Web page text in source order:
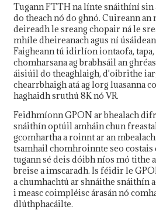
Tugann FTTH na línte snáithíní sin
do theach nó do ghnó. Cuireann an
deireadh le sreang chopair ná le
mhíle dheireanach agus ní
Faigheann tú idirlíon iontaofa,
chomharsana ag brabhsáil an
áisiúil do theaghlaigh, d'oibrithe
chearrbhaigh atá ag lorg luasanna
haghaidh sruthú 8K nó VR.
Feidhmíonn GPON ar bhealach
snáithín optúil amháin chun
gcomhartha a roinnt ar an
tsamhail chomhroinnte seo costais
tugann sé deis dóibh níos mó tithe
breise a imscaradh. Is féidir le
a chumhachtú ar shnáithe snáithín
i measc coimpléisc árasán nó
dlúthphacáilte.